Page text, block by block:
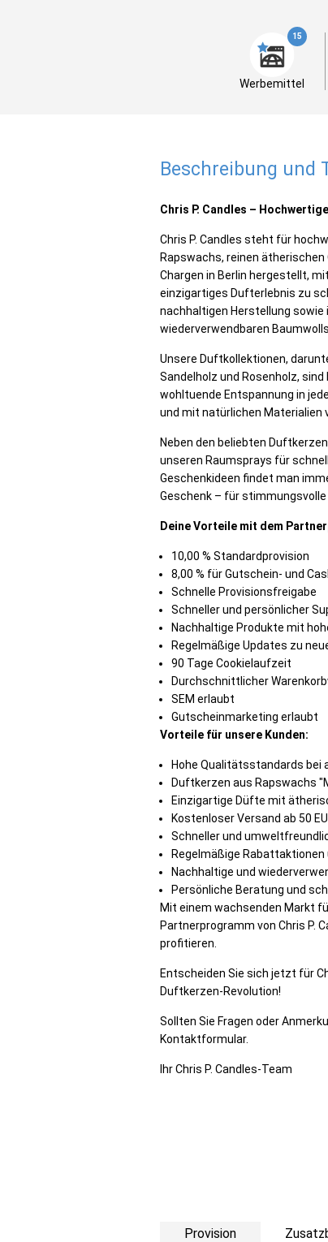
15
Werbemittel
Beschreibung und
Chris P. Candles –
Chris P. Candles steht für
Rapswachs, reinen
Chargen in Berlin hergestellt,
einzigartiges Dufterlebnis zu
nachhaltigen Herstellung sowie
wiederverwendbaren
Unsere Duftkollektionen,
Sandelholz und Rosenholz,
wohltuende Entspannung in
und mit natürlichen Materialien
Neben den beliebten
unseren Raumsprays für
Geschenkideen findet man
Geschenk – für
Deine Vorteile mit dem
10,00 % Standardprovision
8,00 % für Gutschein- und
Schnelle Provisionsfreigabe
Schneller und persönlicher
Nachhaltige Produkte mit
Regelmäßige Updates zu
90 Tage Cookielaufzeit
Durchschnittlicher
SEM erlaubt
Gutscheinmarketing erlaubt
Vorteile für unsere Kunden:
Hohe Qualitätsstandards bei
Duftkerzen aus Rapswachs
Einzigartige Düfte mit
Kostenloser Versand ab 50
Schneller und
Regelmäßige Rabattaktionen
Nachhaltige und
Persönliche Beratung und
Mit einem wachsenden Markt
Partnerprogramm von Chris P.
profitieren.
Entscheiden Sie sich jetzt für
Duftkerzen-Revolution!
Sollten Sie Fragen oder
Kontaktformular.
Ihr Chris P. Candles-Team
Provision